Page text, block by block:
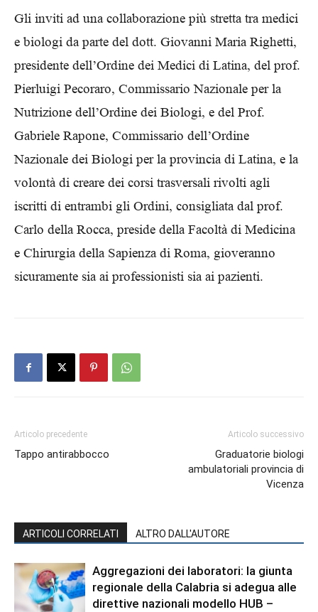
Gli inviti ad una collaborazione più stretta tra medici
e biologi da parte del dott. Giovanni Maria Righetti,
presidente dell’Ordine dei Medici di Latina, del prof.
Pierluigi Pecoraro, Commissario Nazionale per la
Nutrizione dell’Ordine dei Biologi, e del Prof.
Gabriele Rapone, Commissario dell’Ordine
Nazionale dei Biologi per la provincia di Latina, e la
volontà di creare dei corsi trasversali rivolti agli
iscritti di entrambi gli Ordini, consigliata dal prof.
Carlo della Rocca, preside della Facoltà di Medicina
e Chirurgia della Sapienza di Roma, gioveranno
sicuramente sia ai professionisti sia ai pazienti.
Articolo precedente
Tappo antirabbocco
Articolo successivo
Graduatorie biologi
ambulatoriali provincia di
Vicenza
ARTICOLI CORRELATI ALTRO DALL'AUTORE
Aggregazioni dei laboratori: la giunta
regionale della Calabria si adegua alle
direttive nazionali modello HUB –